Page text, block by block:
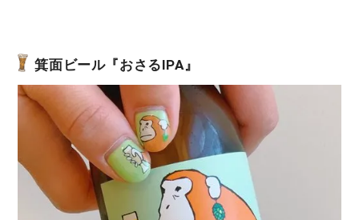
箕面ビール『おさるIPA』